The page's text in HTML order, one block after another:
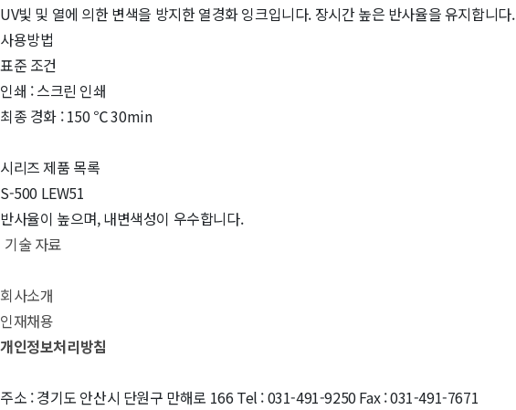
UV빛 및 열에 의한 변색을 방지한 열경화 잉크입니다. 장시간 높은 반사율을 유지합니다.
사용방법
표준 조건
인쇄 : 스크린 인쇄
최종 경화 : 150 ℃ 30min
시리즈 제품 목록
S-500 LEW51
반사율이 높으며, 내변색성이 우수합니다.
기술 자료
회사소개
인재채용
개인정보처리방침
주소 : 경기도 안산시 단원구 만해로 166 Tel : 031-491-9250 Fax : 031-491-7671